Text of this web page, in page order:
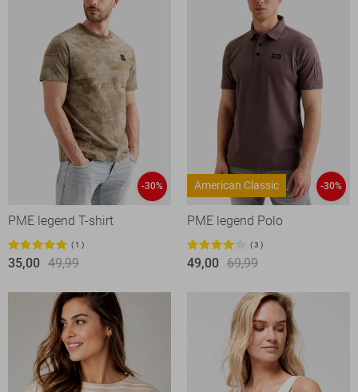
-30%
PME legend T-shirt
1
35,00 49,99
American Classic -30%
PME legend Polo
3
49,00 69,99